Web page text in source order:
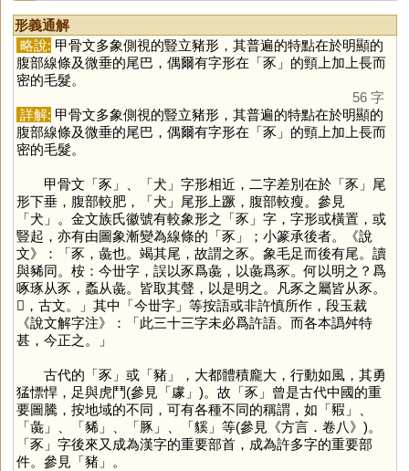
形義通解
略說: 甲骨文多象側視的豎立豬形，其普遍的特點在於明顯的
腹部線條及微垂的尾巴，偶爾有字形在「豕 」的頸上加上長而
密的毛髮。
56 字
詳解: 甲骨文多象側視的豎立豬形，其普遍的特點在於明顯的
腹部線條及微垂的尾巴，偶爾有字形在「豕 」的頸上加上長而
密的毛髮。
甲骨文「豕 」、「犬 」字形相近，二字差別在於「豕 」尾
形下垂，腹部較肥，「犬 」尾形上蹶，腹部較瘦。參見
「犬 」。金文族氏徽號有較象形之「豕 」字，字形或橫置，或
豎起，亦有由圖象漸變為線條的「豕 」；小篆承後者。《說
文》：「豕，彘也。竭其尾，故謂之豕。象毛足而後有尾。讀
與豨同。桉：今丗字，誤以豕爲彘，以彘爲豕。何以明之？爲
啄琢从豕，蟸从彘。皆取其聲，以是明之。凡豕之屬皆从豕。
𧰧，古文。」其中「今丗字」等按語或非許慎所作，段玉裁
《說文解字注》：「此三十三字未必爲許語。而各本譌舛特
甚，今正之。」
古代的「豕 」或「豬」，大都體積龐大，行動如風，其勇
猛慓悍，足與虎鬥(參見「豦 」)。故「豕 」曾是古代中國的重
要圖騰，按地域的不同，可有各種不同的稱謂，如「豭 」、
「彘」、「豨」、「豚」、「貕」等(參見《方言．卷八》)。
「豕 」字後來又成為漢字的重要部首，成為許多字的重要部
件。參見「豬」。